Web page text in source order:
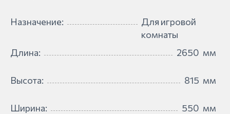
Назначение:
Для игровой
комнаты
Длина:
2650 мм
Высота: 815 мм
Ширина: 550 мм